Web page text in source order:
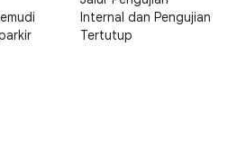
Internal dan Pengujian
Tertutup